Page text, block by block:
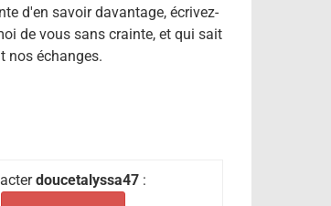
d'en savoir davantage, écrivez-
de vous sans crainte, et qui sait
nos échanges.
doucetalyssa47: